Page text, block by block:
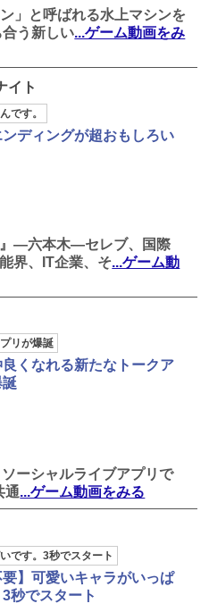
」と呼ばれる水上マシンを
う新しい...ゲーム動画をみ
イト
です。
ディングが超おもしろい
』―六本木―セレブ、国際
界、IT企業、そ...ゲーム動
リが爆誕
くなれる新たなトークア
誕
ーシャルライブアプリで
通...ゲーム動画をみる
です。3秒でスタート
要】可愛いキャラがいっぱ
秒でスタート